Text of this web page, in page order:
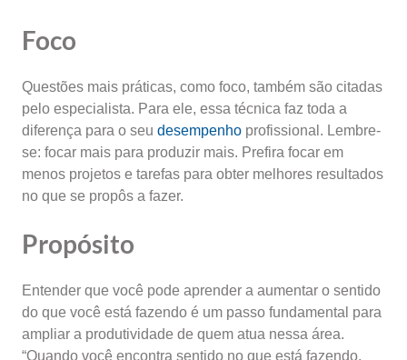
Foco
Questões mais práticas, como foco, também são citadas
pelo especialista. Para ele, essa técnica faz toda a
diferença para o seu desempenho profissional. Lembre-
se: focar mais para produzir mais. Prefira focar em
menos projetos e tarefas para obter melhores resultados
no que se propôs a fazer.
Propósito
Entender que você pode aprender a aumentar o sentido
do que você está fazendo é um passo fundamental para
ampliar a produtividade de quem atua nessa área.
“Quando você encontra sentido no que está fazendo,